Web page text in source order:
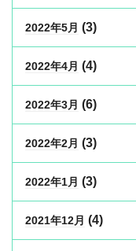
2022年5月 (3)
2022年4月 (4)
2022年3月 (6)
2022年2月 (3)
2022年1月 (3)
2021年12月 (4)